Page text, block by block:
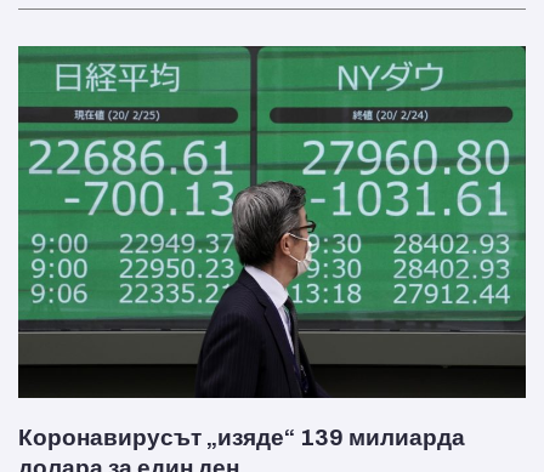
Коронавирусът „изяде“ 139 милиарда